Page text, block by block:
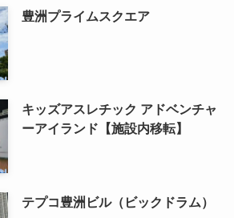
豊洲プライムスクエア
キッズアスレチック アドベンチャ
ーアイランド【施設内移転】
テプコ豊洲ビル（ビックドラム）